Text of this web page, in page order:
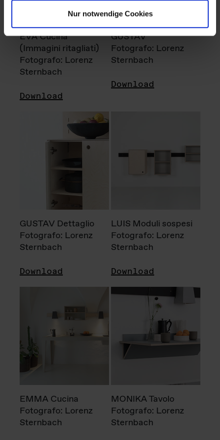
Nur notwendige Cookies
EVA Cucina
(Immagini ritagliati)
Fotografo: Lorenz
Sternbach
Download
GUSTAV
Fotografo: Lorenz
Sternbach
Download
GUSTAV Dettaglio
Fotografo: Lorenz
Sternbach
Download
LUIS Moduli sospesi
Fotografo: Lorenz
Sternbach
Download
EMMA Cucina
Fotografo: Lorenz
Sternbach
MONIKA Tavolo
Fotografo: Lorenz
Sternbach